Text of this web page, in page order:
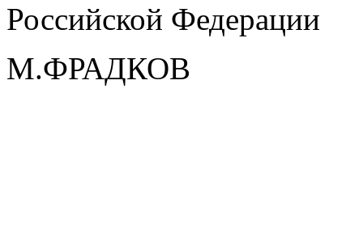
Российской Федерации
М.ФРАДКОВ